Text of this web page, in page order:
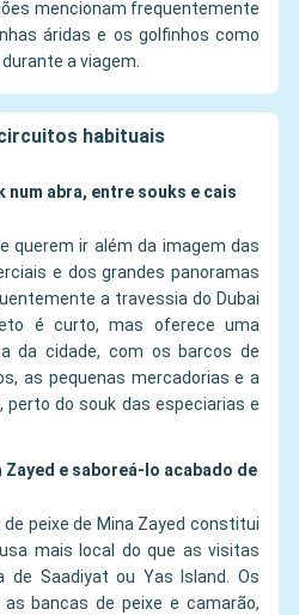
mencionam frequentemente
áridas e os golfinhos como
a viagem.
habituais
num abra, entre souks e cais
querem ir além da imagem das
e dos grandes panoramas
a travessia do Dubai
é curto, mas oferece uma
da cidade, com os barcos de
as pequenas mercadorias e a
perto do souk das especiarias e
Zayed e saboreá-lo acabado de
de peixe de Mina Zayed constitui
mais local do que as visitas
de Saadiyat ou Yas Island. Os
bancas de peixe e camarão,